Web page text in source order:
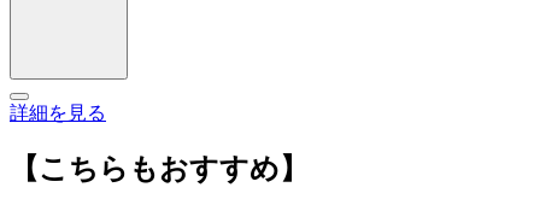
詳細を見る
【こちらもおすすめ】